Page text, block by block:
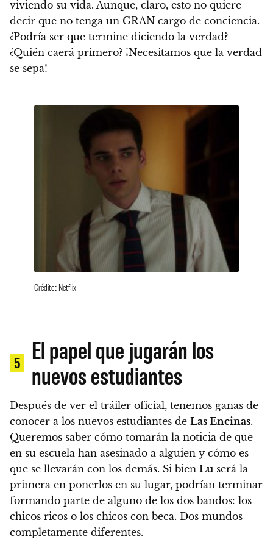
viviendo su vida. Aunque, claro, esto no quiere
decir que no tenga un GRAN cargo de conciencia.
¿Podría ser que termine diciendo la verdad?
¿Quién caerá primero? ¡Necesitamos que la verdad
se sepa!
Crédito: Netflix
5
El papel que jugarán los
nuevos estudiantes
Después de ver el tráiler oficial, tenemos ganas de
conocer a los nuevos estudiantes de Las Encinas.
Queremos saber cómo tomarán la noticia de que
en su escuela han asesinado a alguien y cómo es
que se llevarán con los demás. Si bien Lu será la
primera en ponerlos en su lugar, podrían terminar
formando parte de alguno de los dos bandos: los
chicos ricos o los chicos con beca. Dos mundos
completamente diferentes.